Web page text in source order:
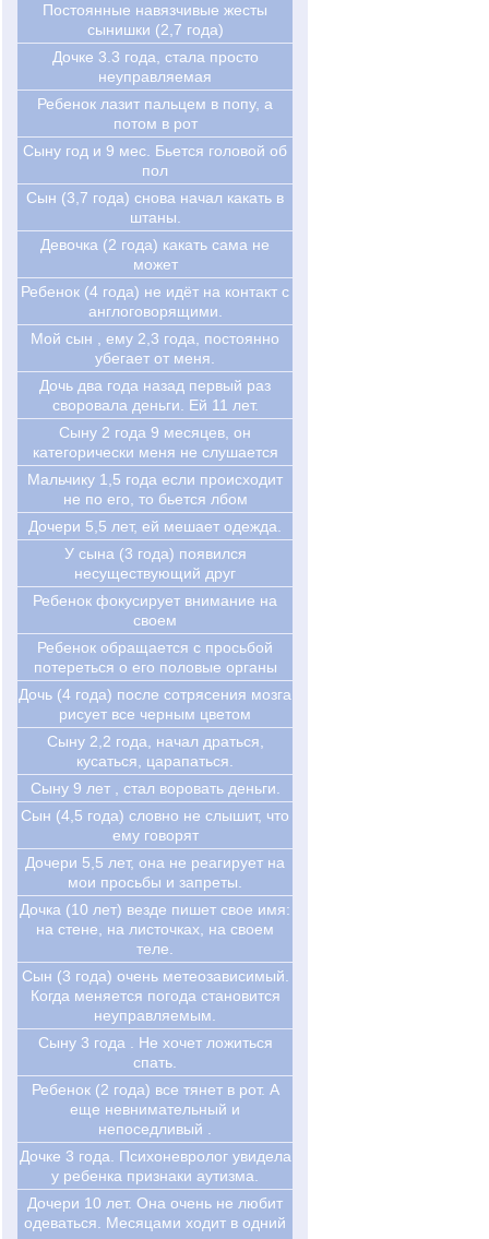
Постоянные навязчивые жесты
сынишки (2,7 года)
Дочке 3.3 года, стала просто
неуправляемая
Ребенок лазит пальцем в попу, а
потом в рот
Сыну год и 9 мес. Бьется головой об
пол
Сын (3,7 года) снова начал какать в
штаны.
Девочка (2 года) какать сама не
может
Ребенок (4 года) не идёт на контакт с
англоговорящими.
Мой сын , ему 2,3 года, постоянно
убегает от меня.
Дочь два года назад первый раз
своровала деньги. Ей 11 лет.
Cыну 2 года 9 месяцев, он
категорически меня не слушается
Мальчику 1,5 года если происходит
не по его, то бьется лбом
Дочери 5,5 лет, ей мешает одежда.
У сына (3 года) появился
несуществующий друг
Ребенок фокусирует внимание на
своем
Ребенок обращается с просьбой
потереться о его половые органы
Дочь (4 года) после сотрясения мозга
рисует все черным цветом
Сыну 2,2 года, начал драться,
кусаться, царапаться.
Сыну 9 лет , стал воровать деньги.
Сын (4,5 года) словно не слышит, что
ему говорят
Дочери 5,5 лет, она не реагирует на
мои просьбы и запреты.
Дочка (10 лет) везде пишет свое имя:
на стене, на листочках, на своем
теле.
Сын (3 года) очень метеозависимый.
Когда меняется погода становится
неуправляемым.
Сыну 3 года . Не хочет ложиться
спать.
Ребенок (2 года) все тянет в рот. А
еще невнимательный и
непоседливый .
Дочке 3 года. Психоневролог увидела
у ребенка признаки аутизма.
Дочери 10 лет. Она очень не любит
одеваться. Месяцами ходит в одний